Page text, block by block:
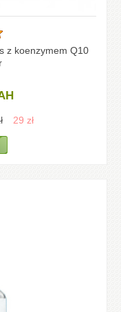
z koenzymem Q10
29 zł